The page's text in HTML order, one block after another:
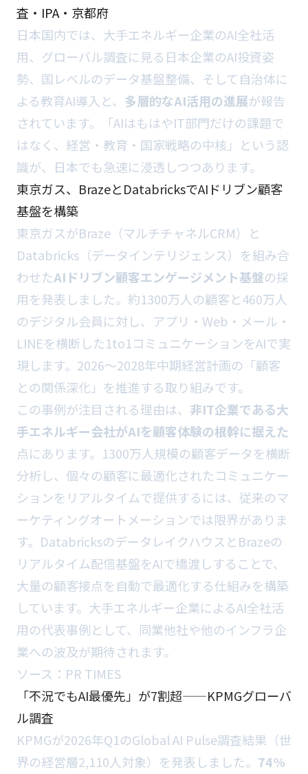
査・IPA・京都府
日本国内では、大手エネルギー企業のAI全社活
用、グローバル調査に見る日本企業のAI投資姿
勢、国レベルのデータ基盤整備、そして自治体に
よる教育AI導入と、 多層的なAI活用の進展が報告
されています。「AIはもはやIT部門だけの課題で
はなく、経営・教育・国家戦略の中核」という認
識が、日本でも急速に浸透しつつあります。
東京ガス、BrazeとDatabricksでAIドリブン顧客
基盤を構築
東京ガスがBraze（マルチチャネルCRM）と
Databricks（データインテリジェンス）を組み合
わせたAIドリブン顧客エンゲージメント基盤の採
用を発表しました。約1300万人の顧客と460万人
のデジタル会員に対し、アプリ・Web・メール・
LINEを横断した1to1コミュニケーションをAIで実
現します。2026〜2028年中期経営計画の「顧客
との関係深化」を推進する取り組みです。
この事例が注目される理由は、 非IT企業である大
手エネルギー会社がAIを顧客体験の根幹に据えた
点にあります。1300万人規模の顧客データを横断
分析し、個々の顧客に最適化されたコミュニケー
ションをリアルタイムで提供するには、従来のマ
ーケティングオートメーションでは限界がありま
す。DatabricksのデータレイクハウスとBrazeの
リアルタイム配信基盤をAIで橋渡しすることで、
大量の顧客接点を自動で最適化する仕組みを構築
しています。大手エネルギー企業によるAI全社活
用の代表事例として、同業他社や他のインフラ企
業への波及が期待されます。
ソース： PR TIMES
「不況でもAI最優先」が7割超——KPMGグローバ
ル調査
KPMGが2026年Q1のGlobal AI Pulse調査結果（世
界の経営層2,110人対象）を発表しました。 74%